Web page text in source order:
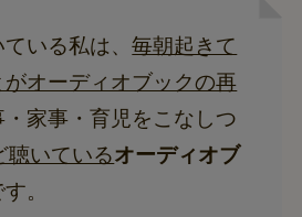
ている私は、毎朝起きて
オーディオブックの再
家事・育児をこなしつ
聴いているオーディオブ
。